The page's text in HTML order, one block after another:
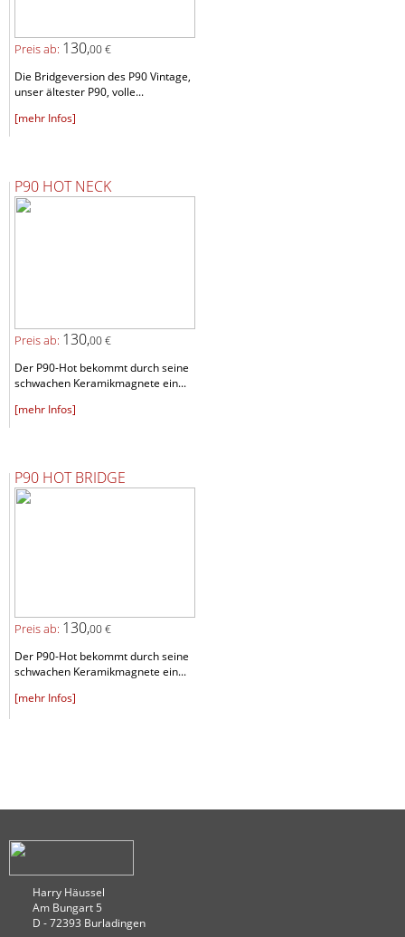
Preis ab: 130,00 €
Die Bridgeversion des P90 Vintage,
unser ältester P90, volle...
[mehr Infos]
P90 HOT NECK
Preis ab: 130,00 €
Der P90-Hot bekommt durch seine
schwachen Keramikmagnete ein...
[mehr Infos]
P90 HOT BRIDGE
Preis ab: 130,00 €
Der P90-Hot bekommt durch seine
schwachen Keramikmagnete ein...
[mehr Infos]
Harry Häussel
Am Bungart 5
D - 72393 Burladingen